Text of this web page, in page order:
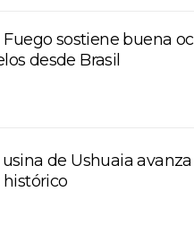
Fuego sostiene buena
desde Brasil
de Ushuaia